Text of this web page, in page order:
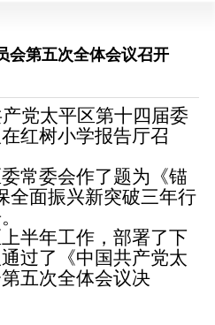
会第五次全体会议召开
党太平区第十四届委
红树小学报告厅召
常委会作了题为《锚
全面振兴新突破三年行
年工作，部署了下
过了《中国共产党太
五次全体会议决